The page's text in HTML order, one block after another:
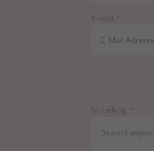
E-mail *
Mitteilung *